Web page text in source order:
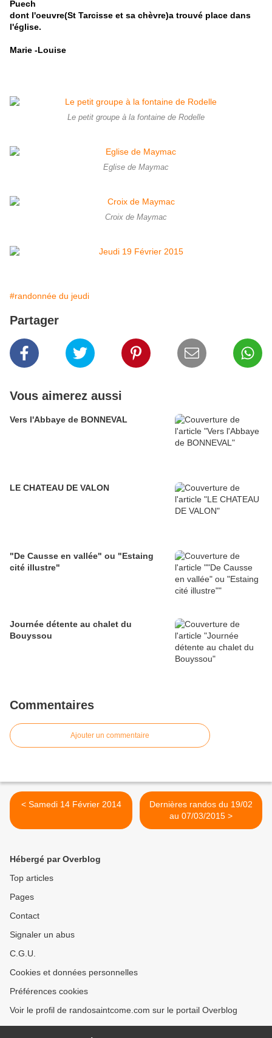
Puech
dont l'oeuvre(St Tarcisse et sa chèvre)a trouvé place dans
l'église.
Marie -Louise
Le petit groupe à la fontaine de Rodelle
Eglise de Maymac
Croix de Maymac
#randonnée du jeudi
Partager
Vous aimerez aussi
Vers l'Abbaye de BONNEVAL
LE CHATEAU DE VALON
"De Causse en vallée" ou "Estaing
cité illustre"
Journée détente au chalet du
Bouyssou
Commentaires
Ajouter un commentaire
< Samedi 14 Février 2014
Dernières randos du 19/02
au 07/03/2015 >
Hébergé par Overblog
Top articles
Pages
Contact
Signaler un abus
C.G.U.
Cookies et données personnelles
Préférences cookies
Voir le profil de randosaintcome.com sur le portail Overblog